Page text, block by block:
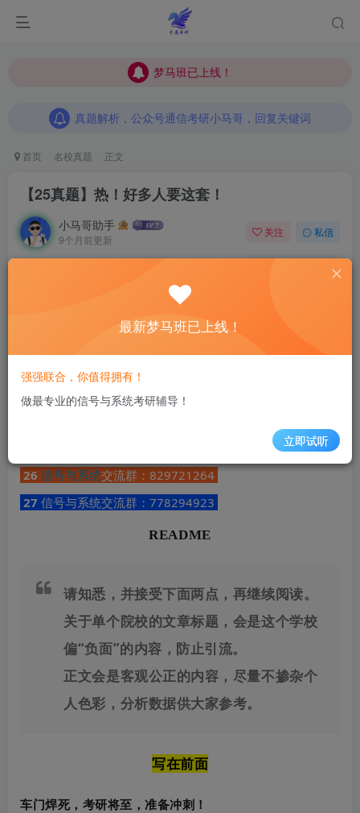
梦马班已上线！
梦马班已上线！
真题解析，公众号通信考研小马哥，回复关键词
真题解析，公众号通信考研小马哥，回复关键词
首页 名校真题 正文
【25真题】热！好多人要这套！
小马哥助手
9个月前更新
关注 私信
6 218 8
真题题目pdf，评论后下载
此处内容已隐藏，请评论后刷新页面查看.
26 信号与系统交流群： 829721264
27 信号与系统交流群： 778294923
README
请知悉，并接受下面两点，再继续阅读。
关于单个院校的文章标题，会是这个学校
偏“负面”的内容，防止引流。
正文会是客观公正的内容，尽量不掺杂个
人色彩，分析数据供大家参考。
写在前面
车门焊死，考研将至，准备冲刺！
最新梦马班已上线！
强强联合，你值得拥有！
做最专业的信号与系统考研辅导！
立即试听